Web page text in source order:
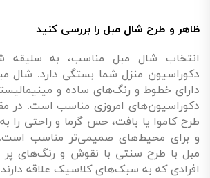
ظاهر و طرح شال مبل را بررسی کنید
انتخاب شال مبل مناسب، به
دکوراسیون منزل شما بستگی دارد. شال
دارای خطوط و رنگ‌های ساده و
دکوراسیون‌های امروزی مناسب است. در
طرح کاموا یا بافت، حس گرما و راحتی را
و برای محیط‌های صمیمی‌تر مناسب
مبل با طرح سنتی با نقوش و رنگ‌های پر
افرادی که به سبک‌های کلاسیک علاقه